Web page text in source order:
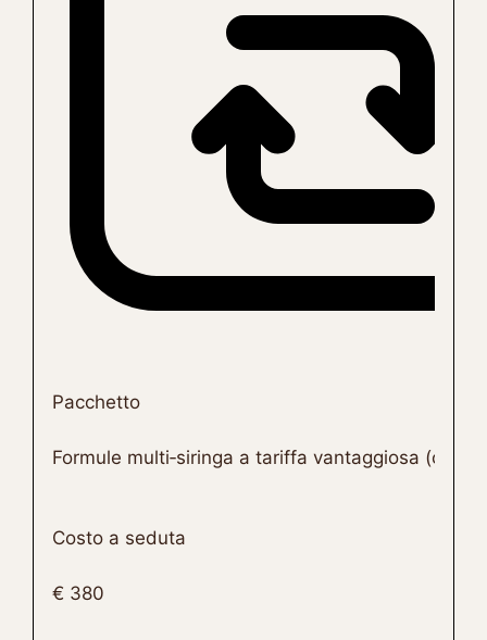
Pacchetto
Formule multi‑siringa a tariffa vantaggiosa
Costo a seduta
€ 380